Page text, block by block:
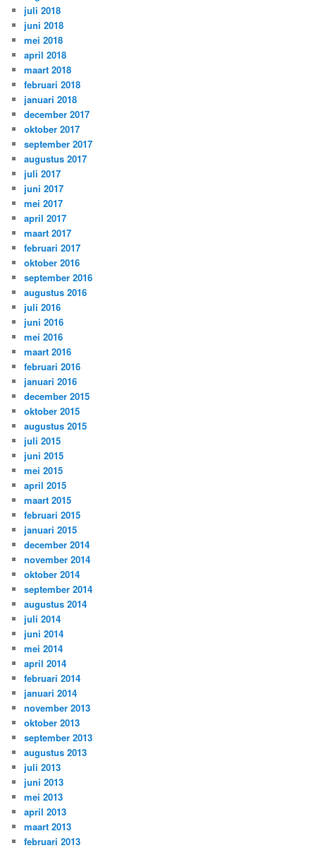
juli 2018
juni 2018
mei 2018
april 2018
maart 2018
februari 2018
januari 2018
december 2017
oktober 2017
september 2017
augustus 2017
juli 2017
juni 2017
mei 2017
april 2017
maart 2017
februari 2017
oktober 2016
september 2016
augustus 2016
juli 2016
juni 2016
mei 2016
maart 2016
februari 2016
januari 2016
december 2015
oktober 2015
augustus 2015
juli 2015
juni 2015
mei 2015
april 2015
maart 2015
februari 2015
januari 2015
december 2014
november 2014
oktober 2014
september 2014
augustus 2014
juli 2014
juni 2014
mei 2014
april 2014
februari 2014
januari 2014
november 2013
oktober 2013
september 2013
augustus 2013
juli 2013
juni 2013
mei 2013
april 2013
maart 2013
februari 2013